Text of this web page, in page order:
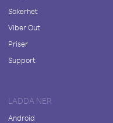
Säkerhet
Viber Out
Priser
Support
LADDA NER
Android